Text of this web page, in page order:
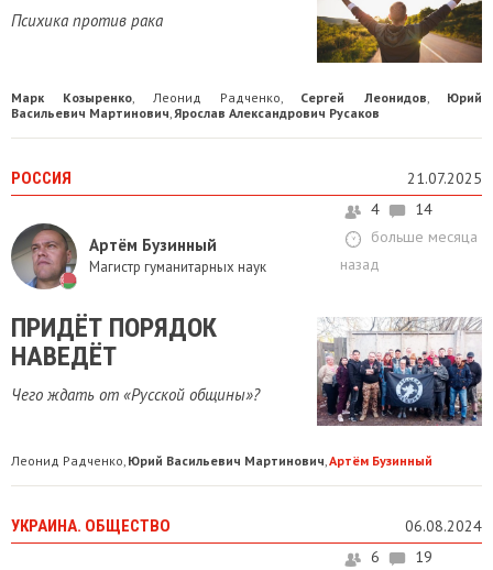
Психика против рака
Марк Козыренко, Леонид Радченко, Сергей Леонидов, Юрий
Васильевич Мартинович,Ярослав Александрович Русаков
РОССИЯ 21.07.2025
Артём Бузинный
Магистр гуманитарных наук
4
14
больше месяца
назад
ПРИДЁТ ПОРЯДОК
НАВЕДЁТ
Чего ждать от «Русской общины»?
Леонид Радченко Юрий Васильевич Мартинович Артём Бузинный
УКРАИНА. ОБЩЕСТВО 06.08.2024
6
19